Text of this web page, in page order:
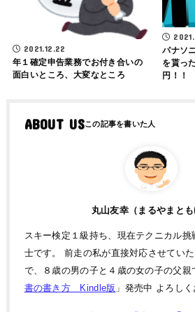
2021.12.22
年１確定申告業務でお付き合いの
面白いところ、大変なところ
パナソ
を貰っ
円！！
ABOUT US
丸山友幸（まるやまとも
スキー検定１級持ち、現在テクニカル
士です。 前走の私が直接対応させてい
で、８歳の男の子と４歳の女の子の父親
書の書き方 Kindle版 」発売中 よろしく